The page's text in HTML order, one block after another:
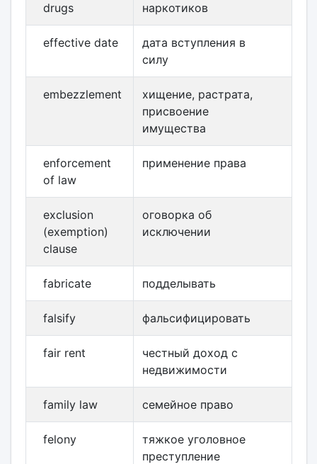
drugs
наркотиков
effective date
дата вступления в
силу
embezzlement
хищение, растрата,
присвоение
имущества
enforcement
of law
применение права
exclusion
(exemption)
clause
оговорка об
исключении
fabricate подделывать
falsify фальсифицировать
fair rent
честный доход с
недвижимости
family law семейное право
felony
тяжкое уголовное
преступление